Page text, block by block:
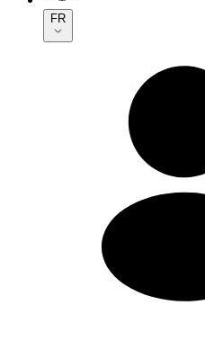
FR